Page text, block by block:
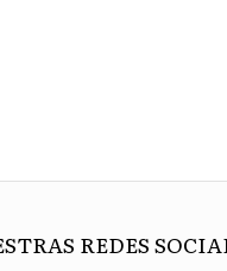
REDES